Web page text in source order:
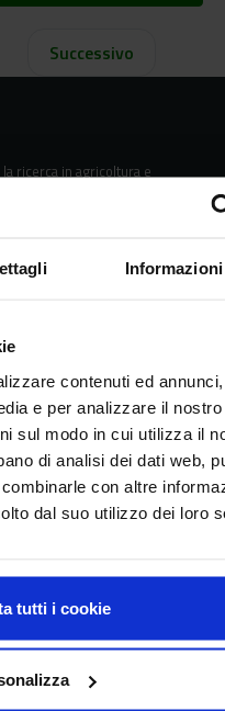
contenuti ed
e per analizzare il
sul modo in cui utilizza il
di analisi dei dati web,
con altre
dal suo utilizzo dei loro
tutti i cookie
Successivo
ricerca in agricoltura e